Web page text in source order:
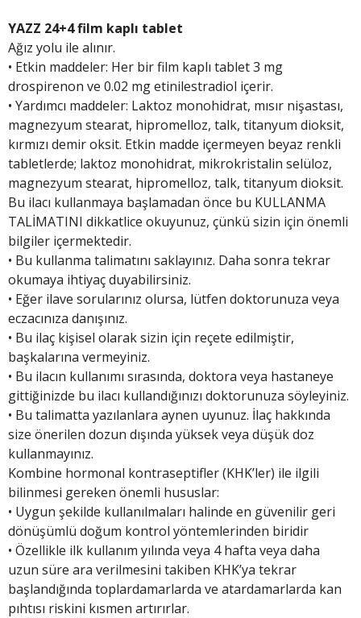
YAZZ 24+4 film kaplı tablet
Ağız yolu ile alınır.
• Etkin maddeler: Her bir film kaplı tablet 3 mg
drospirenon ve 0.02 mg etinilestradiol içerir.
• Yardımcı maddeler: Laktoz monohidrat, mısır nişastası,
magnezyum stearat, hipromelloz, talk, titanyum dioksit,
kırmızı demir oksit. Etkin madde içermeyen beyaz renkli
tabletlerde; laktoz monohidrat, mikrokristalin selüloz,
magnezyum stearat, hipromelloz, talk, titanyum dioksit.
Bu ilacı kullanmaya başlamadan önce bu KULLANMA
TALİMATINI dikkatlice okuyunuz, çünkü sizin için önemli
bilgiler içermektedir.
• Bu kullanma talimatını saklayınız. Daha sonra tekrar
okumaya ihtiyaç duyabilirsiniz.
• Eğer ilave sorularınız olursa, lütfen doktorunuza veya
eczacınıza danışınız.
• Bu ilaç kişisel olarak sizin için reçete edilmiştir,
başkalarına vermeyiniz.
• Bu ilacın kullanımı sırasında, doktora veya hastaneye
gittiğinizde bu ilacı kullandığınızı doktorunuza söyleyiniz.
• Bu talimatta yazılanlara aynen uyunuz. İlaç hakkında
size önerilen dozun dışında yüksek veya düşük doz
kullanmayınız.
Kombine hormonal kontraseptifler (KHK’ler) ile ilgili
bilinmesi gereken önemli hususlar:
• Uygun şekilde kullanılmaları halinde en güvenilir geri
dönüşümlü doğum kontrol yöntemlerinden biridir
• Özellikle ilk kullanım yılında veya 4 hafta veya daha
uzun süre ara verilmesini takiben KHK’ya tekrar
başlandığında toplardamarlarda ve atardamarlarda kan
pıhtısı riskini kısmen artırırlar.